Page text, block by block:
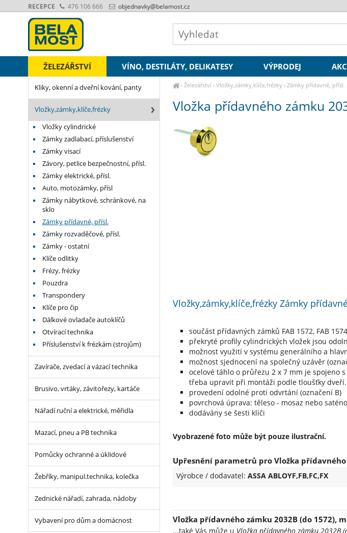
› Železářství› Vložky,zámky,klíče,frézky› Zámky přídavné, přísl.
Vložka přídavného zámku
Vložky,zámky,klíče,frézky Zámky
součást přídavných zámků FAB 1572, FAB
překryté profily cylindrických vložek jsou
možnost využití v systému generálního a
možnost sjednocení na společný uzávěr
ocelové táhlo o průřezu 2 x 7 mm je spojeno
třeba upravit při montáži podle tloušťky dveří.
provedení odolné proti odvrtání (označení B)
povrchová úprava: těleso - mosaz nebo
dodávány se šesti klíči
Vyobrazené foto může být pouze ilustrační.
Upřesnění parametrů pro Vložka přídavného
Výrobce / dodavatel: ASSA ABLOYF,FB,FC,FX
Vložka přídavného zámku 2032B (do 1572),
...také Vás může u Vložka přídavného zámku 2032B
Kliky, okenní a dveřní kování, panty
Vložky,zámky,klíče,frézky
Vložky cylindrické
Zámky zadlabací, příslušenství
Zámky visací
Závory, petlice bezpečnostní, přísl.
Zámky elektrické, přísl.
Auto, motozámky, přísl
Zámky nábytkové, schránkové, na
sklo
Zámky přídavné, přísl.
Zámky rozvaděčové, přísl.
Zámky - ostatní
Klíče odlitky
Frézy, frézky
Pouzdra
Transpondery
Klíče pro čip
Dálkové ovladače autoklíčů
Otvírací technika
Příslušenství k frézkám (strojům)
Zavírače, zvedací a vázací technika
Brusivo, vrtáky, závitořezy, kartáče
Nářadí ruční a elektrické, měřidla
Mazací, pneu a PB technika
Pomůcky ochranné a úklidové
Žebříky, manipul.technika, kolečka
Zednické nářadí, zahrada, nádoby
Vybavení pro dům a domácnost
ŽELEZÁŘSTVÍ VÍNO, DESTILÁTY, DELIKATESY VÝPRODEJ
RECEPCE 476 106 666 objednavky@belamost.cz